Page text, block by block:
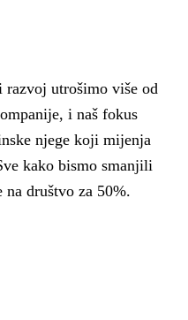
razvoj utrošimo više od
i naš fokus
njege koji mijenja
kako bismo smanjili
na društvo za 50%.